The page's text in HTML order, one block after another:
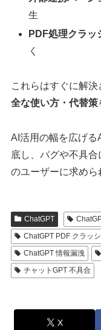
生
PDF処理クラッ
く
これらはすぐに解
全な使い方・代替策
AI活用の幅を広げる
底し、バグや不具
のユーザーに求めら
ChatGPT
ChatGPT PDF クラッシ
ChatGPT 情報漏洩
チャットGPT 不具合
X